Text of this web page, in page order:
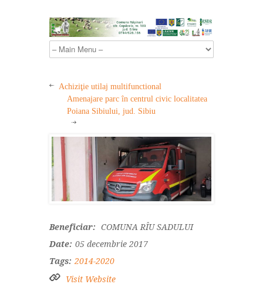
Achiziţie utilaj multifunctional
Amenajare parc în centrul civic localitatea
Poiana Sibiului, jud. Sibiu
Beneficiar:
COMUNA RÎU SADULUI
Date: 05 decembrie 2017
Tags: 2014-2020
Visit Website